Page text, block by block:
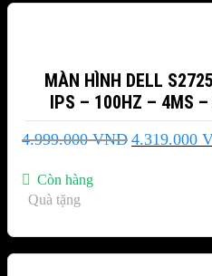
MÀN HÌNH DELL
IPS – 100HZ – 4MS –
4.999.000VND Giá
4.319.000
Còn hàng
Quà tặng